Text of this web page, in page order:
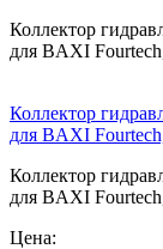
Коллектор
для BAXI
Коллектор
для BAXI
Коллектор
для BAXI
Цена: